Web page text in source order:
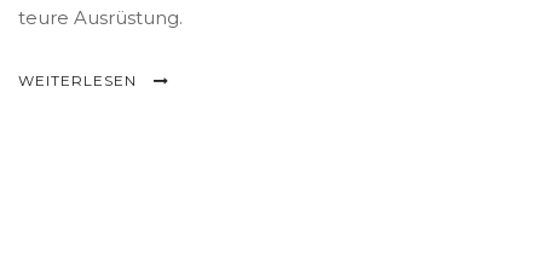
teure Ausrüstung.
WEITERLESEN